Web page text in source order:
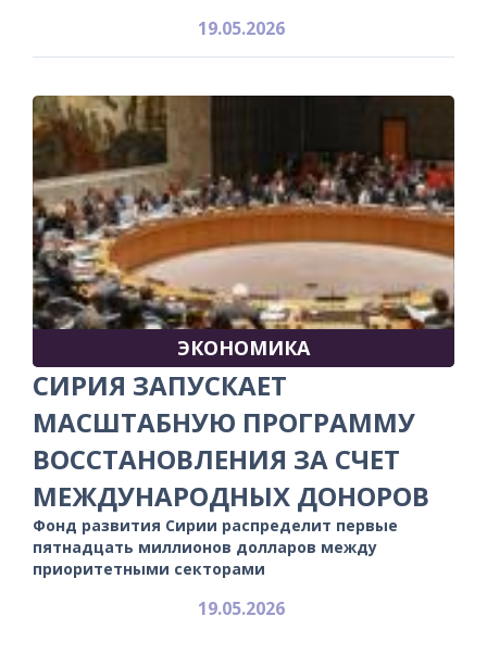
19.05.2026
ЭКОНОМИКА
СИРИЯ ЗАПУСКАЕТ
МАСШТАБНУЮ ПРОГРАММУ
ВОССТАНОВЛЕНИЯ ЗА СЧЕТ
МЕЖДУНАРОДНЫХ ДОНОРОВ
Фонд развития Сирии распределит первые
пятнадцать миллионов долларов между
приоритетными секторами
19.05.2026